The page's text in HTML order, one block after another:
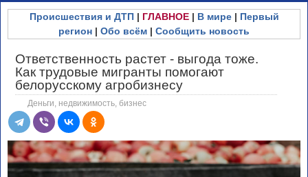
Происшествия и ДТП| ГЛАВНОЕ| В мире| Первый
регион | Обо всём | Сообщить новость
Ответственность растет - выгода тоже.
Как трудовые мигранты помогают
белорусскому агробизнесу
Деньги, недвижимость, бизнес